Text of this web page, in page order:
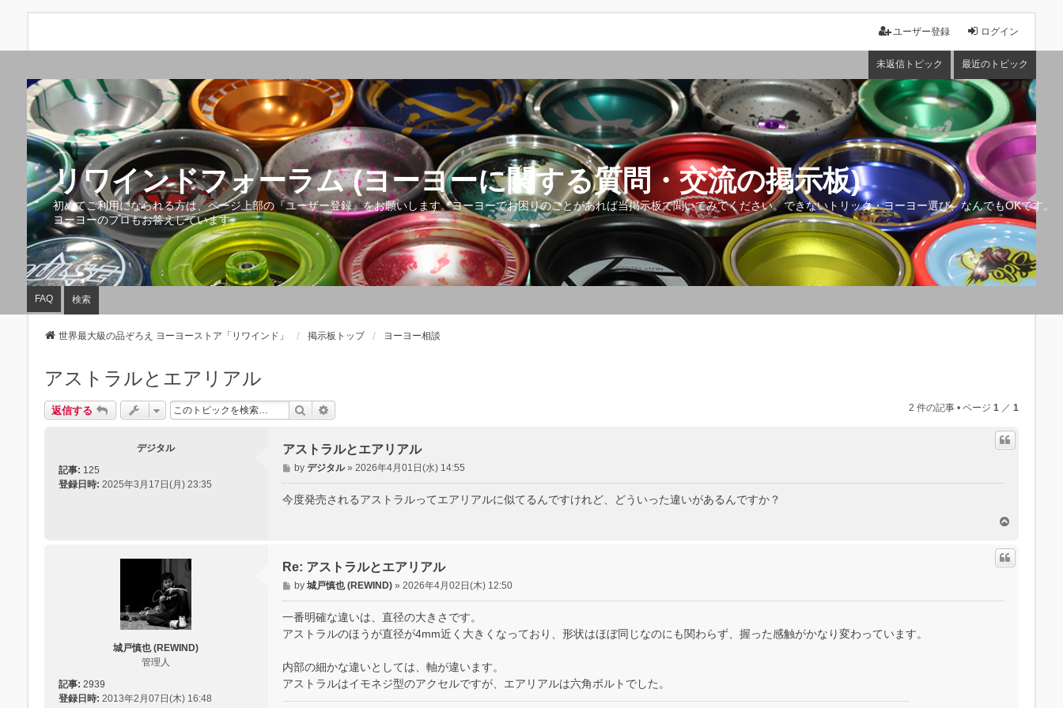
ログイン
ユーザー登録
未返信トピック 最近のトピック
リワインドフォーラム (ヨーヨーに関する質問・交流の掲示板)
初めてご利用になられる方は、ページ上部の『ユーザー登録』をお願いします。ヨーヨーでお困りのことがあれば当掲示板で聞いてみてください。できないトリック・ヨーヨー選び、なんでもOKです。
ヨーヨーのプロもお答えしています。
FAQ 検索
世界最大級の品ぞろえ ヨーヨーストア「リワインド」 掲示板トップ ヨーヨー相談
アストラルとエアリアル
返信する 検索 2 件の記事 • ページ1 ／1
デジタル
記事: 125
登録日時: 2025年3月17日(月) 23:35
アストラルとエアリアル
投
稿
記
byデジタル»2026年4月01日(水) 14:55
今度発売されるアストラルってエアリアルに似てるんですけれど、どういった違いがあるんですか？
ジ
ト
城戸慎也 (REWIND)
管理人
記事: 2939
登録日時: 2013年2月07日(木) 16:48
Re: アストラルとエアリアル
投
稿
記
事
by城戸慎也 (REWIND) »2026年4月02日(木) 12:50
一番明確な違いは、直径の大きさです。
アストラルのほうが直径が4mm近く大きくなっており、形状はほぼ同じなのにも関わらず、握った感触がかなり変わっています。
内部の細かな違いとしては、軸が違います。
アストラルはイモネジ型のアクセルですが、エアリアルは六角ボルトでした。